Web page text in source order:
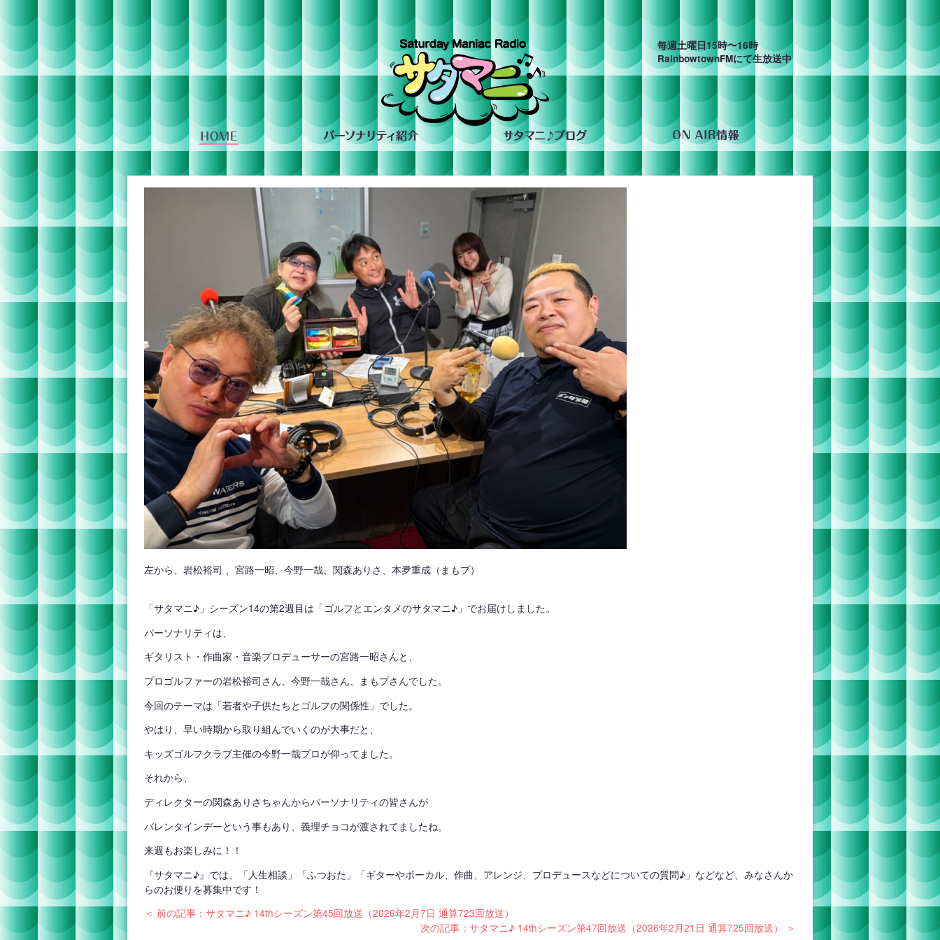
毎週土曜日15時〜16時
RainbowtownFMにて生放送中
左から、岩松裕司 、宮路一昭、今野一哉、関森ありさ、本夛重成（まもプ）
「サタマニ♪」シーズン14の第2週目は「ゴルフとエンタメのサタマニ♪」でお届けしました。
パーソナリティは、
ギタリスト・作曲家・音楽プロデューサーの宮路一昭さんと、
プロゴルファーの岩松裕司さん、今野一哉さん、まもプさんでした。
今回のテーマは「若者や子供たちとゴルフの関係性」でした。
やはり、早い時期から取り組んでいくのが大事だと、
キッズゴルフクラブ主催の今野一哉プロが仰ってました。
それから、
ディレクターの関森ありさちゃんからパーソナリティの皆さんが
バレンタインデーという事もあり、義理チョコが渡されてましたね。
来週もお楽しみに！！
『サタマニ♪』では、「人生相談」「ふつおた」「ギターやボーカル、作曲、アレンジ、プロデュースなどについての質問♪」などなど、みなさんか
らのお便りを募集中です！
＜ 前の記事：サタマニ♪ 14thシーズン第45回放送（2026年2月7日 通算723回放送）
次の記事：サタマニ♪ 14thシーズン第47回放送（2026年2月21日 通算725回放送） ＞